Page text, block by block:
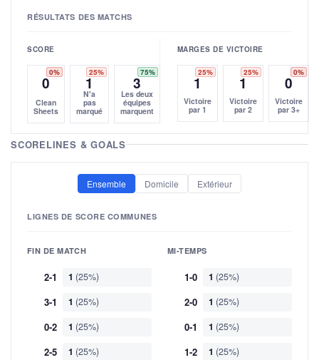
RÉSULTATS DES MATCHS
SCORE
0%
0
Clean
Sheets
25%
1
N'a
pas
marqué
75%
3
Les deux
équipes
marquent
MARGES DE VICTOIRE
25%
1
Victoire
par 1
25%
1
Victoire
par 2
0%
0
Victoire
par 3+
SCORELINES & GOALS
Ensemble Domicile Extérieur
LIGNES DE SCORE COMMUNES
FIN DE MATCH
2-1 1 (25%)
3-1 1 (25%)
0-2 1 (25%)
2-5 1 (25%)
MI-TEMPS
1-0 1 (25%)
2-0 1 (25%)
0-1 1 (25%)
1-2 1 (25%)